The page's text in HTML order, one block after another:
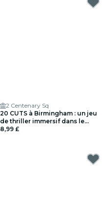
2 Centenary Sq
20 CUTS à Birmingham : un jeu
de thriller immersif dans le
monde réel
8,99 £